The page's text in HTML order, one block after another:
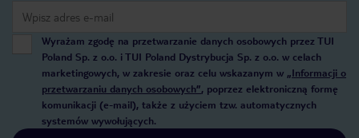
Wyrażam zgodę na przetwarzanie danych osobowych przez TUI
Poland Sp. z o.o. i TUI Poland Dystrybucja Sp. z o.o. w celach
marketingowych, w zakresie oraz celu wskazanym w „Informacji o
przetwarzaniu danych osobowych”, poprzez elektroniczną formę
komunikacji (e-mail), także z użyciem tzw. automatycznych
systemów wywołujących.